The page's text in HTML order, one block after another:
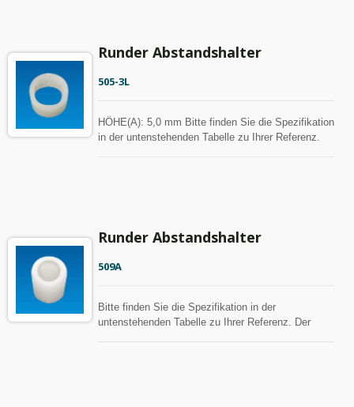
Runder Abstandshalter
505-3L
HÖHE(A): 5,0 mm Bitte finden Sie die Spezifikation
in der untenstehenden Tabelle zu Ihrer Referenz.
Runder Abstandshalter
509A
Bitte finden Sie die Spezifikation in der
untenstehenden Tabelle zu Ihrer Referenz. Der